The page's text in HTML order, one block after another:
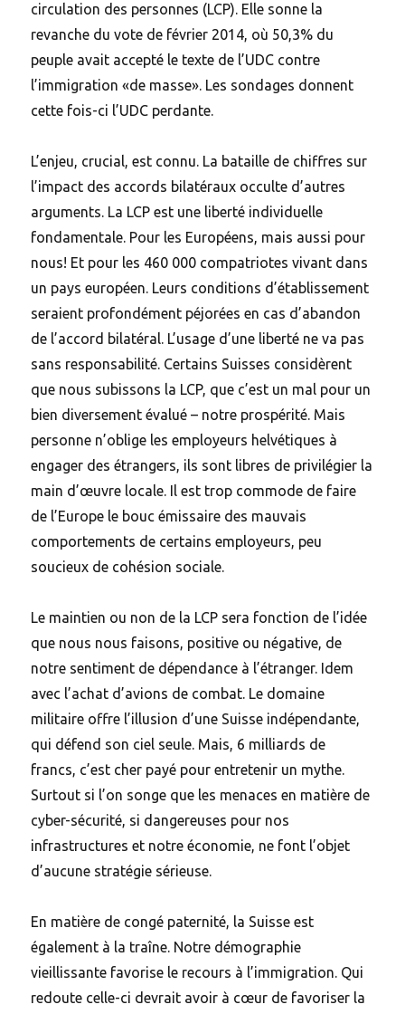
circulation des personnes (LCP). Elle sonne la
revanche du vote de février 2014, où 50,3% du
peuple avait accepté le texte de l’UDC contre
l’immigration «de masse». Les sondages donnent
cette fois-ci l’UDC perdante.
L’enjeu, crucial, est connu. La bataille de chiffres sur
l’impact des accords bilatéraux occulte d’autres
arguments. La LCP est une liberté individuelle
fondamentale. Pour les Européens, mais aussi pour
nous! Et pour les 460 000 compatriotes vivant dans
un pays européen. Leurs conditions d’établissement
seraient profondément péjorées en cas d’abandon
de l’accord bilatéral. L’usage d’une liberté ne va pas
sans responsabilité. Certains Suisses considèrent
que nous subissons la LCP, que c’est un mal pour un
bien diversement évalué – notre prospérité. Mais
personne n’oblige les employeurs helvétiques à
engager des étrangers, ils sont libres de privilégier la
main d’œuvre locale. Il est trop commode de faire
de l’Europe le bouc émissaire des mauvais
comportements de certains employeurs, peu
soucieux de cohésion sociale.
Le maintien ou non de la LCP sera fonction de l’idée
que nous nous faisons, positive ou négative, de
notre sentiment de dépendance à l’étranger. Idem
avec l’achat d’avions de combat. Le domaine
militaire offre l’illusion d’une Suisse indépendante,
qui défend son ciel seule. Mais, 6 milliards de
francs, c’est cher payé pour entretenir un mythe.
Surtout si l’on songe que les menaces en matière de
cyber-sécurité, si dangereuses pour nos
infrastructures et notre économie, ne font l’objet
d’aucune stratégie sérieuse.
En matière de congé paternité, la Suisse est
également à la traîne. Notre démographie
vieillissante favorise le recours à l’immigration. Qui
redoute celle-ci devrait avoir à cœur de favoriser la